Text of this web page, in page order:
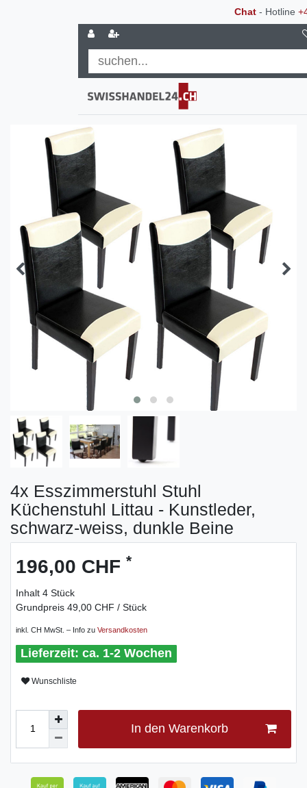
Chat- Hotline
4x Esszimmerstuhl Stuhl
Küchenstuhl Littau - Kunstleder,
schwarz-weiss, dunkle Beine
196,00 CHF *
Inhalt 4 Stück
Grundpreis 49,00 CHF / Stück
inkl. CH MwSt. – Info zu Versandkosten
ca. 1-2 Wochen
Wunschliste
In den Warenkorb